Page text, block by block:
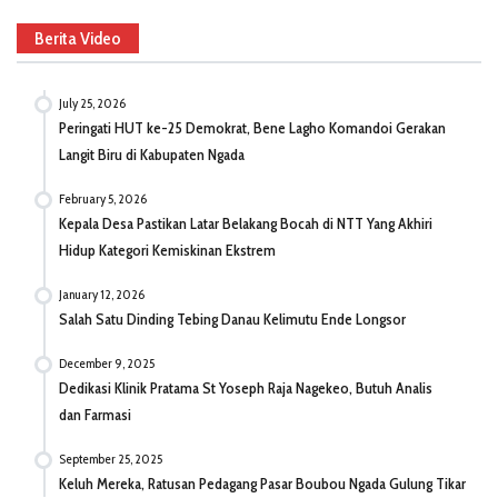
Berita Video
July 25, 2026
Peringati HUT ke-25 Demokrat, Bene Lagho Komandoi Gerakan
Langit Biru di Kabupaten Ngada
February 5, 2026
Kepala Desa Pastikan Latar Belakang Bocah di NTT Yang Akhiri
Hidup Kategori Kemiskinan Ekstrem
January 12, 2026
Salah Satu Dinding Tebing Danau Kelimutu Ende Longsor
December 9, 2025
Dedikasi Klinik Pratama St Yoseph Raja Nagekeo, Butuh Analis
dan Farmasi
September 25, 2025
Keluh Mereka, Ratusan Pedagang Pasar Boubou Ngada Gulung Tikar